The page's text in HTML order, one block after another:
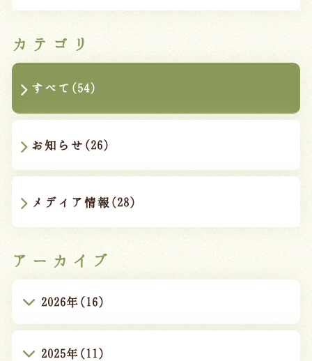
カテゴリ
すべて(54)
お知らせ(26)
メディア情報(28)
アーカイブ
2026年(16)
2025年(11)